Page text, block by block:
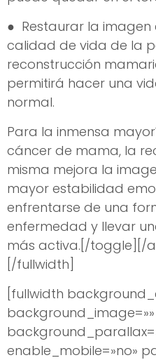
● Restaurar la
calidad de vida de la
reconstrucción
permitirá hacer una
normal.
Para la inmensa
cáncer de mama, la
misma mejora la
mayor estabilidad
enfrentarse de una
enfermedad y llevar
más activa.[/toggle][/
[/fullwidth]
[fullwidth
background_image=»»
enable_mobile=»no»